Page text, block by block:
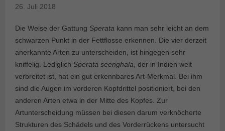
26. Juli 2018
Die Welse der Gattung Sperata kann man sehr leicht an dem
schwarzen Punkt in der Fettflosse erkennen. Die vier derzeit
anerkannte Arten zu unterscheiden, ist hingegen sehr
kniffelig. Lediglich Sperata seenghala , der in Indien weit
verbreitet ist, hat ein gut erkennbares Art-Merkmal. Bei ihm
sind die Augen im vorderen Kopfdrittel positioniert, bei den
anderen Arten etwa in der Mitte des Kopfes. Zur
Artunterscheidung müssen bei diesen darum verknöcherte
Strukturen des Schädels und des Vorderrückens untersucht